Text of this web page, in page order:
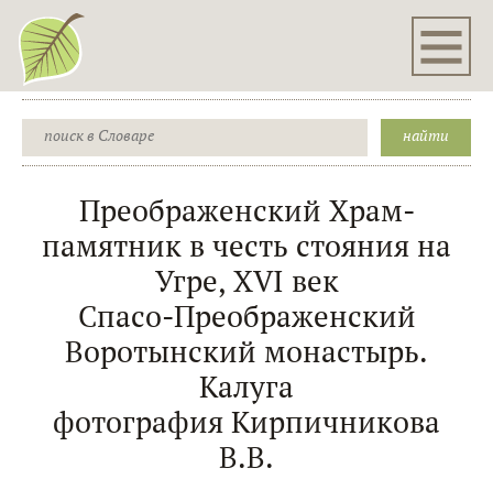
Преображенский Храм-
памятник в честь стояния на
Угре, XVI век
Спасо-Преображенский
Воротынский монастырь.
Калуга
фотография Кирпичникова
В.В.